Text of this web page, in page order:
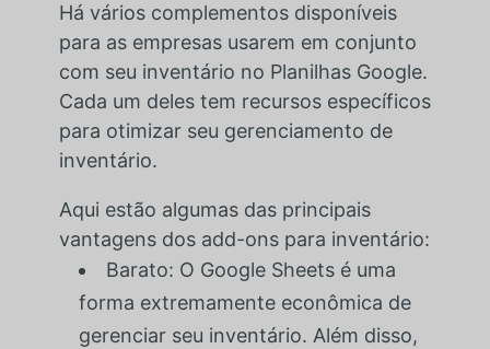
Há vários complementos disponíveis
para as empresas usarem em conjunto
com seu inventário no Planilhas Google.
Cada um deles tem recursos específicos
para otimizar seu gerenciamento de
inventário.
Aqui estão algumas das principais
vantagens dos add-ons para inventário:
Barato: O Google Sheets é uma
forma extremamente econômica de
gerenciar seu inventário. Além disso,